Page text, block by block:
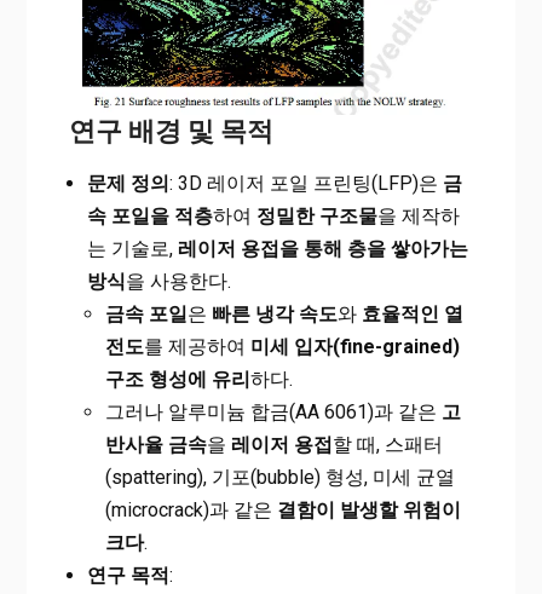
연구 배경 및 목적
문제 정의: 3D 레이저 포일 프린팅(LFP)은 금
속 포일을 적층하여 정밀한 구조물을 제작하
는 기술로, 레이저 용접을 통해 층을 쌓아가는
방식을 사용한다.
금속 포일은 빠른 냉각 속도와 효율적인 열
전도를 제공하여 미세 입자(fine-grained)
구조 형성에 유리하다.
그러나 알루미늄 합금(AA 6061)과 같은 고
반사율 금속을 레이저 용접할 때, 스패터
(spattering), 기포(bubble) 형성, 미세 균열
(microcrack)과 같은 결함이 발생할 위험이
크다.
연구 목적: